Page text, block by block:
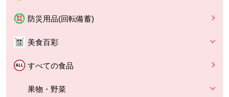
防災用品(回転備蓄)
美食百彩
すべての食品
果物・野菜